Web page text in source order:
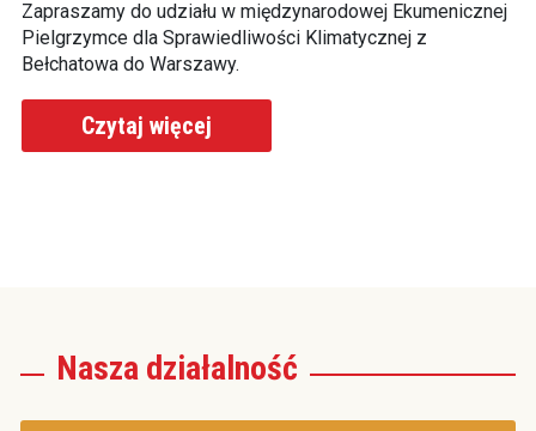
Zapraszamy do udziału w międzynarodowej Ekumenicznej
Pielgrzymce dla Sprawiedliwości Klimatycznej z
Bełchatowa do Warszawy.
Czytaj więcej
Nasza działalność